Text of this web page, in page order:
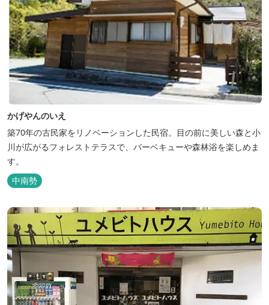
かげやんのいえ
築70年の古民家をリノベーションした民宿。目の前に美しい森と小
川が広がるフォレストテラスで、バーベキューや森林浴を楽しめま
す。
中南勢